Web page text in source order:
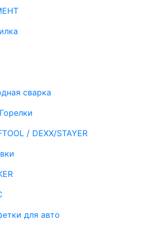
сварка
/ DEXX/STAYER
для авто